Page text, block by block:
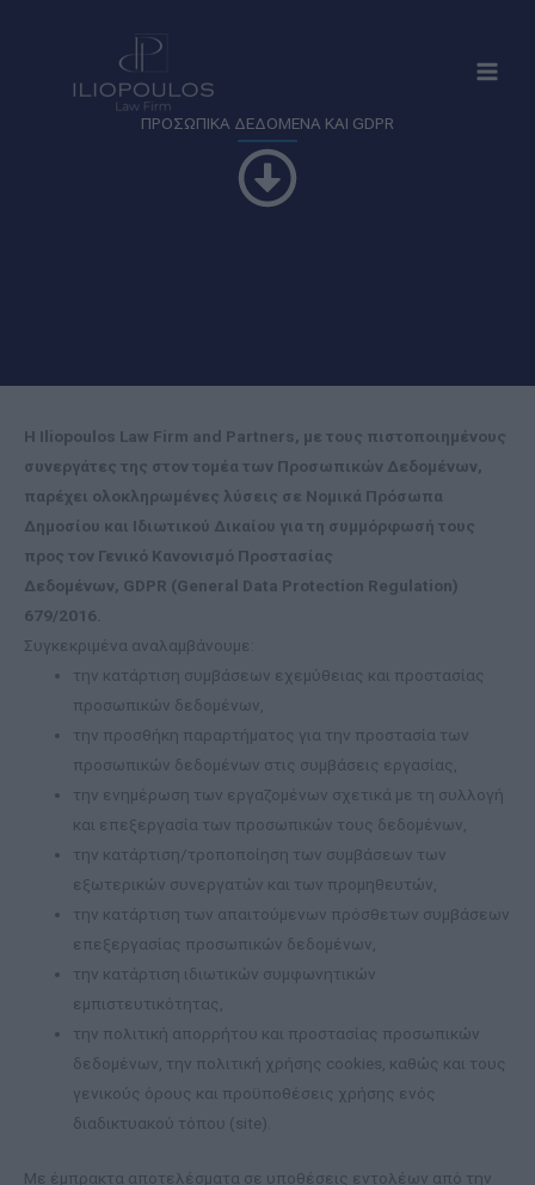
ΠΡΟΣΩΠΙΚΑ ΔΕΔΟΜΕΝΑ ΚΑΙ GDPR
Η Iliopoulos Law Firm and Partners, με τους πιστοποιημένους
συνεργάτες της στον τομέα των Προσωπικών Δεδομένων,
παρέχει ολοκληρωμένες λύσεις σε Νομικά Πρόσωπα
Δημοσίου και Ιδιωτικού Δικαίου για τη συμμόρφωσή τους
προς τον Γενικό Κανονισμό Προστασίας
Δεδομένων, GDPR (General Data Protection Regulation)
679/2016.
Συγκεκριμένα αναλαμβάνουμε:
την κατάρτιση συμβάσεων εχεμύθειας και προστασίας
προσωπικών δεδομένων,
την προσθήκη παραρτήματος για την προστασία των
προσωπικών δεδομένων στις συμβάσεις εργασίας,
την ενημέρωση των εργαζομένων σχετικά με τη συλλογή
και επεξεργασία των προσωπικών τους δεδομένων,
την κατάρτιση/τροποποίηση των συμβάσεων των
εξωτερικών συνεργατών και των προμηθευτών,
την κατάρτιση των απαιτούμενων πρόσθετων συμβάσεων
επεξεργασίας προσωπικών δεδομένων,
την κατάρτιση ιδιωτικών συμφωνητικών
εμπιστευτικότητας,
την πολιτική απορρήτου και προστασίας προσωπικών
δεδομένων, την πολιτική χρήσης cookies, καθώς και τους
γενικούς όρους και προϋποθέσεις χρήσης ενός
διαδικτυακού τόπου (site).
Με έμπρακτα αποτελέσματα σε υποθέσεις εντολέων από την